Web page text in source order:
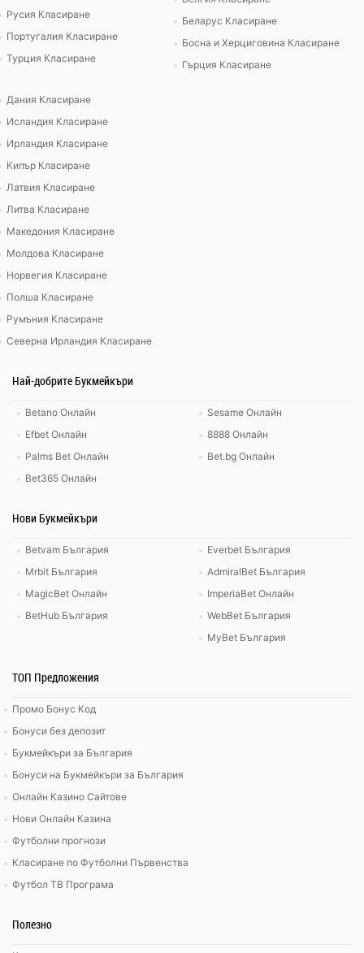
Русия Класиране
Португалия Класиране
Турция Класиране
Беларус Класиране
Босна и Херциговина Класиране
Гърция Класиране
Дания Класиране
Исландия Класиране
Ирландия Класиране
Кипър Класиране
Латвия Класиране
Литва Класиране
Македония Класиране
Молдова Класиране
Норвегия Класиране
Полша Класиране
Румъния Класиране
Северна Ирландия Класиране
Най-добрите Букмейкъри
Betano Онлайн
Efbet Онлайн
Palms Bet Онлайн
Bet365 Онлайн
Sesame Онлайн
8888 Онлайн
Bet.bg Онлайн
Нови Букмейкъри
Betvam България
Mrbit България
MagicBet Онлайн
BetHub България
Everbet България
AdmiralBet България
ImperiaBet Онлайн
WebBet България
MyBet България
ТОП Предложения
Промо Бонус Код
Бонуси без депозит
Букмейкъри за България
Бонуси на Букмейкъри за България
Онлайн Казино Сайтове
Нови Онлайн Казина
Футболни прогнози
Класиране по Футболни Първенства
Футбол ТВ Програма
Полезно